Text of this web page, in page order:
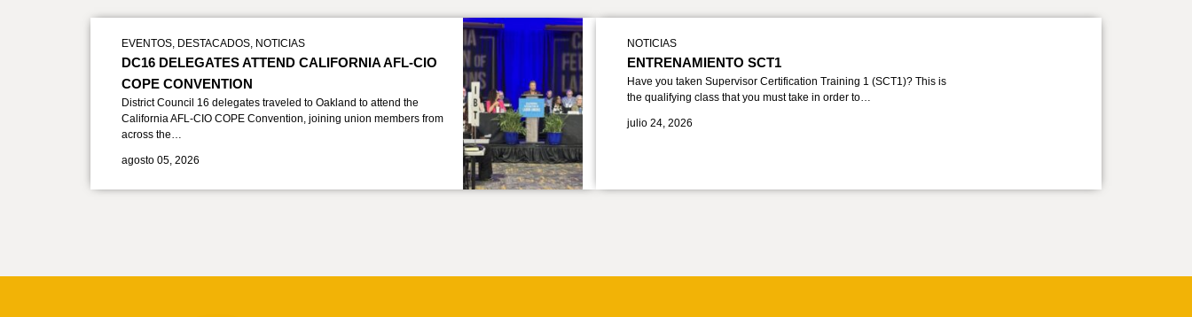
EVENTOS, DESTACADOS, NOTICIAS
DC16 DELEGATES ATTEND CALIFORNIA AFL-CIO
COPE CONVENTION
District Council 16 delegates traveled to Oakland to attend the
California AFL-CIO COPE Convention, joining union members from
across the…
agosto 05, 2026
NOTICIAS
ENTRENAMIENTO SCT1
Have you taken Supervisor Certification Training 1 (SCT1)? This is
the qualifying class that you must take in order to…
julio 24, 2026